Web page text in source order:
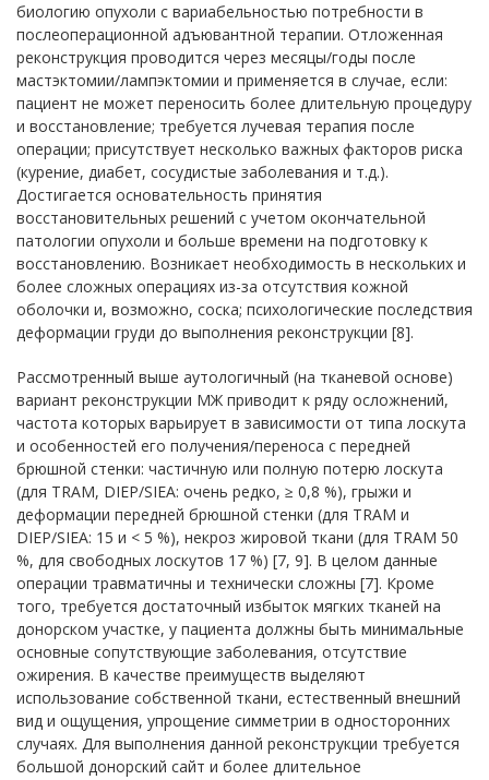
биологию опухоли с вариабельностью потребности в
послеоперационной адъювантной терапии. Отложенная
реконструкция проводится через месяцы/годы после
мастэктомии/лампэктомии и применяется в случае, если:
пациент не может переносить более длительную процедуру
и восстановление; требуется лучевая терапия после
операции; присутствует несколько важных факторов риска
(курение, диабет, сосудистые заболевания и т.д.).
Достигается основательность принятия
восстановительных решений с учетом окончательной
патологии опухоли и больше времени на подготовку к
восстановлению. Возникает необходимость в нескольких и
более сложных операциях из-за отсутствия кожной
оболочки и, возможно, соска; психологические последствия
деформации груди до выполнения реконструкции [8].
Рассмотренный выше аутологичный (на тканевой основе)
вариант реконструкции МЖ приводит к ряду осложнений,
частота которых варьирует в зависимости от типа лоскута
и особенностей его получения/переноса с передней
брюшной стенки: частичную или полную потерю лоскута
(для TRAM, DIEP/SIEA: очень редко, ≥ 0,8 %), грыжи и
деформации передней брюшной стенки (для TRAM и
DIEP/SIEA: 15 и < 5 %), некроз жировой ткани (для TRAM 50
%, для свободных лоскутов 17 %) [7, 9]. В целом данные
операции травматичны и технически сложны [7]. Кроме
того, требуется достаточный избыток мягких тканей на
донорском участке, у пациента должны быть минимальные
основные сопутствующие заболевания, отсутствие
ожирения. В качестве преимуществ выделяют
использование собственной ткани, естественный внешний
вид и ощущения, упрощение симметрии в односторонних
случаях. Для выполнения данной реконструкции требуется
большой донорский сайт и более длительное